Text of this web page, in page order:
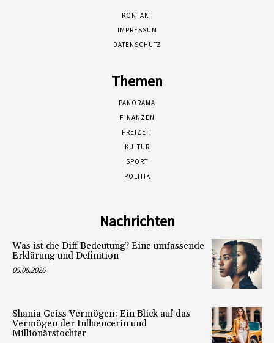
KONTAKT
IMPRESSUM
DATENSCHUTZ
Themen
PANORAMA
FINANZEN
FREIZEIT
KULTUR
SPORT
POLITIK
Nachrichten
Was ist die Diff Bedeutung? Eine umfassende
Erklärung und Definition
05.08.2026
Shania Geiss Vermögen: Ein Blick auf das
Vermögen der Influencerin und
Millionärstochter